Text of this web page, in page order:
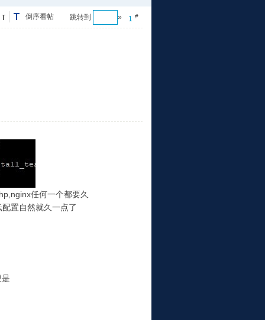
1 #
跳转到 »
倒序看帖
任何一个都要久
置自然就久一点了